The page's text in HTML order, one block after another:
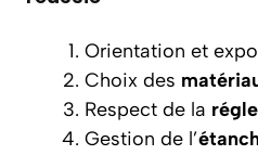
Orientation et
Choix des
Respect de la
Gestion de l’